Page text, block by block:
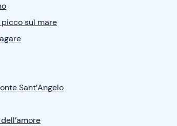
sul mare
Sant’Angelo